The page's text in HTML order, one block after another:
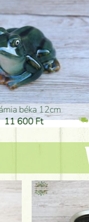
béka 12cm
600 Ft